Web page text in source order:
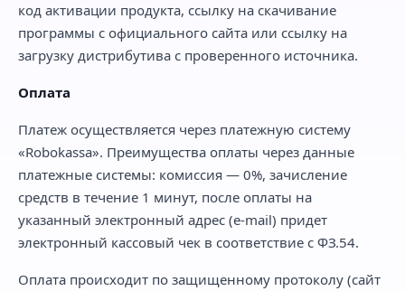
код активации продукта, ссылку на скачивание
программы с официального сайта или ссылку на
загрузку дистрибутива с проверенного источника.
Оплата
Платеж осуществляется через платежную систему
«Robokassa». Преимущества оплаты через данные
платежные системы: комиссия — 0%, зачисление
средств в течение 1 минут, после оплаты на
указанный электронный адрес (e-mail) придет
электронный кассовый чек в соответствие с ФЗ.54.
Оплата происходит по защищенному протоколу (сайт